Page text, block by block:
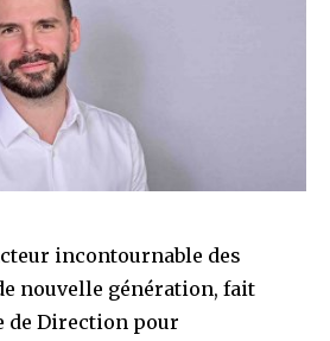
incontournable des
nouvelle génération, fait
de Direction pour